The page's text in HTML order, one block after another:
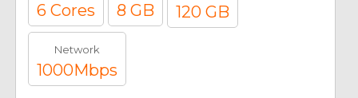
6 Cores 8 GB 120 GB
Network
1000Mbps